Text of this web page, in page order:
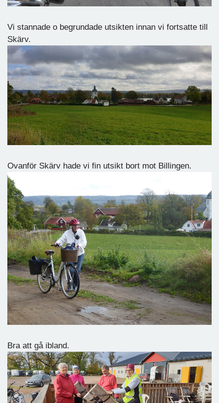
Vi stannade o begrundade utsikten innan vi fortsatte till
Skärv.
Ovanför Skärv hade vi fin utsikt bort mot Billingen.
Bra att gå ibland.